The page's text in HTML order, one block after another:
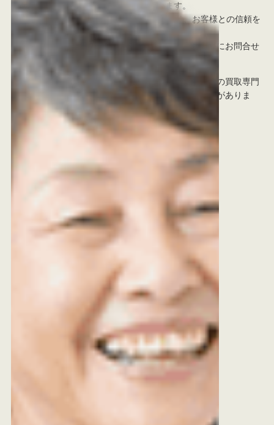
柏ケ谷など）からのご依頼を歓迎しています。
25年以上に渡り掛軸買取の実績がある当社は、お客様との信頼を
大事にしております。
お急ぎの場合は当日のご依頼が可能ですので、お気軽にお問合せ
ください。
海老名市での掛軸買取の実績が豊富にございます。
他の買取専門
店と比較していただいても、買取価格に負けない自信がありま